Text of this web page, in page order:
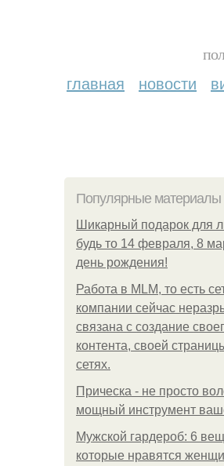
главная новости
Популярные материалы
Шикарный подарок для
будь то 14 февраля, 8
день рождения!
Работа в MLM, то есть
компании сейчас
связана с создание
контента, своей
сетях.
Прическа - не просто
мощный инструмент
Мужской гардероб: 6
которые нравятся